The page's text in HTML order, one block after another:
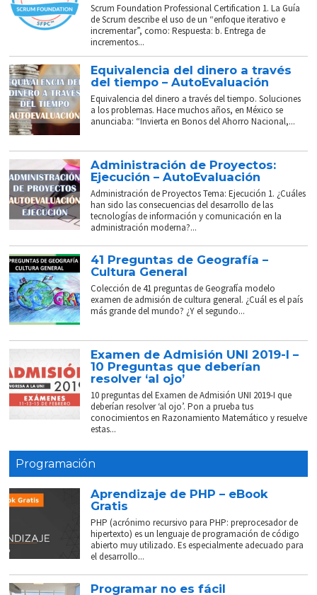
Scrum Foundation Professional Certification 1. La Guía
de Scrum describe el uso de un “enfoque iterativo e
incrementar”, como: Respuesta: b. Entrega de
incrementos...
Equivalencia del dinero a través
del tiempo – AutoEvaluación
Equivalencia del dinero a través del tiempo. Soluciones
a los problemas. Hace muchos años, en México se
anunciaba: “Invierta en Bonos del Ahorro Nacional,...
Administración de Proyectos:
Ejecución – AutoEvaluación
Administración de Proyectos Tema: Ejecución 1. ¿Cuáles
han sido las consecuencias del desarrollo de las
tecnologías de información y comunicación en la
administración moderna?...
41 Preguntas de Geografía –
Cultura General
Colección de 41 preguntas de Geografía modelo
examen de admisión de cultura general. ¿Cuál es el país
más grande del mundo? ¿Y el segundo...
Examen de Admisión UNI 2019-I –
10 Preguntas que deberían
resolver ‘al ojo’
10 preguntas del Examen de Admisión UNI 2019-I que
deberían resolver ‘al ojo’. Pon a prueba tus
conocimientos en Razonamiento Matemático y resuelve
estas...
Programación
Aprendizaje de PHP – eBook
Gratis
PHP (acrónimo recursivo para PHP: preprocesador de
hipertexto) es un lenguaje de programación de código
abierto muy utilizado. Es especialmente adecuado para
el desarrollo...
Programar no es fácil